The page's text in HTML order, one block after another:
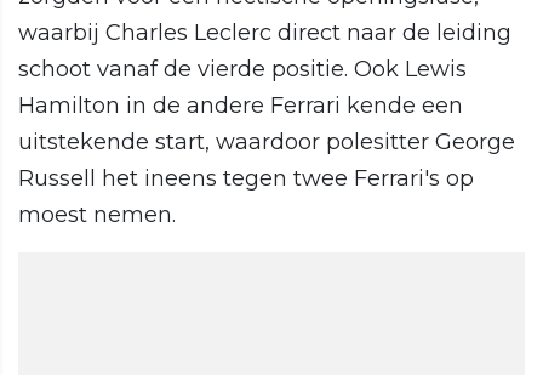
waarbij Charles Leclerc direct naar de leiding
schoot vanaf de vierde positie. Ook Lewis
Hamilton in de andere Ferrari kende een
uitstekende start, waardoor polesitter George
Russell het ineens tegen twee Ferrari's op
moest nemen.